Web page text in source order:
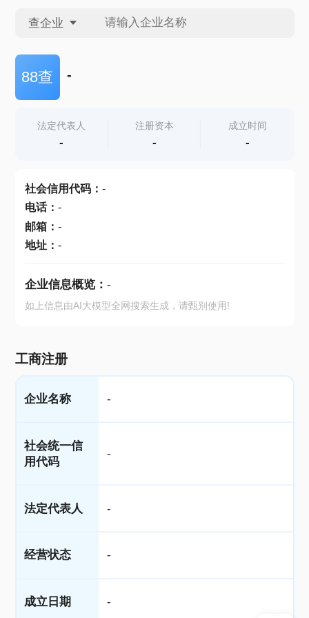
查企业
查企业
查产地
88查 -
法定代表人
-
注册资本
-
成立时间
-
社会信用代码： -
电话： -
邮箱： -
地址： -
企业信息概览： -
如上信息由AI大模型全网搜索生成，请甄别使用!
工商注册
企业名称 -
社会统一信
用代码
-
法定代表人 -
经营状态 -
成立日期 -